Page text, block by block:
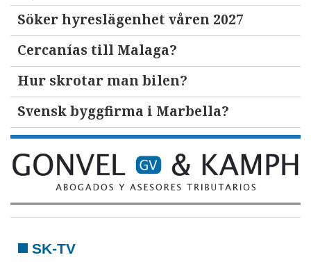
Söker hyreslägenhet våren 2027
Cercanías till Malaga?
Hur skrotar man bilen?
Svensk byggfirma i Marbella?
SK-TV